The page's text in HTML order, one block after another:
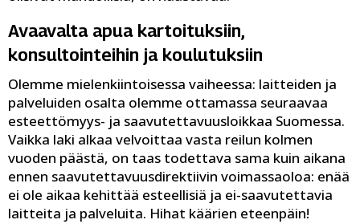
Avaavalta apua kartoituksiin,
konsultointeihin ja koulutuksiin
Olemme mielenkiintoisessa vaiheessa: laitteiden ja
palveluiden osalta olemme ottamassa seuraavaa
esteettömyys- ja saavutettavuusloikkaa Suomessa.
Vaikka laki alkaa velvoittaa vasta reilun kolmen
vuoden päästä, on taas todettava sama kuin aikana
ennen saavutettavuusdirektiivin voimassaoloa: enää
ei ole aikaa kehittää esteellisiä ja ei-saavutettavia
laitteita ja palveluita. Hihat käärien eteenpäin!